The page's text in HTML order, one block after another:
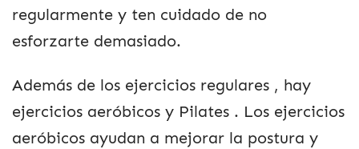
regularmente y ten cuidado de no
esforzarte demasiado.
Además de los ejercicios regulares , hay
ejercicios aeróbicos y Pilates . Los ejercicios
aeróbicos ayudan a mejorar la postura y